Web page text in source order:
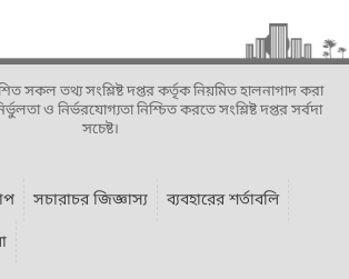
সকল তথ্য সংশ্লিষ্ট দপ্তর কর্তৃক নিয়মিত হালনাগাদ করা
ও নির্ভরযোগ্যতা নিশ্চিত করতে সংশ্লিষ্ট দপ্তর সর্বদা
সচেষ্ট।
সচারাচর জিজ্ঞাস্য
ব্যবহারের শর্তাবলি